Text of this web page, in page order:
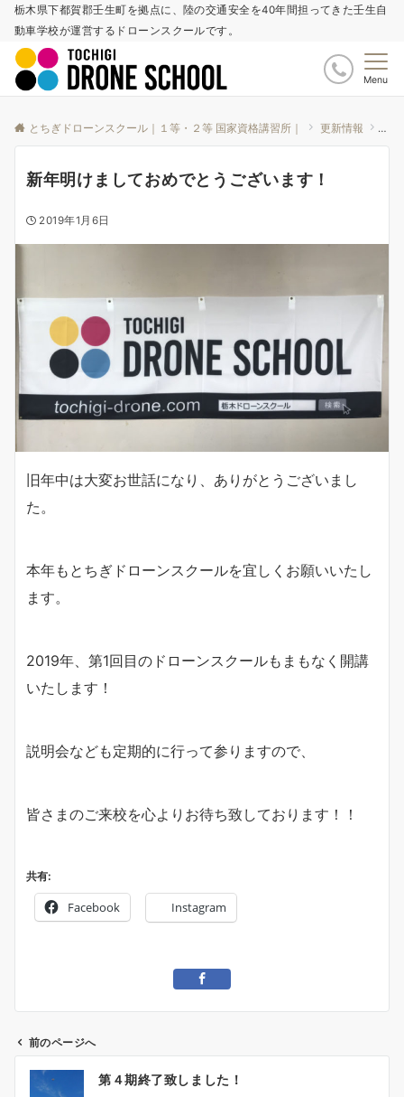
栃木県下都賀郡壬生町を拠点に、陸の交通安全を40年間担ってきた壬生自
動車学校が運営するドローンスクールです。
Menu
とちぎドローンスクール｜１等・２等 国家資格講習所｜ 更新情報 ブ
新年明けましておめでとうございます！
2019年1月6日
旧年中は大変お世話になり、ありがとうございまし
た。
本年もとちぎドローンスクールを宜しくお願いいたし
ます。
2019年、第1回目のドローンスクールもまもなく開講
いたします！
説明会なども定期的に行って参りますので、
皆さまのご来校を心よりお待ち致しております！！
共有:
Facebook Instagram
前のページへ
第４期終了致しました！